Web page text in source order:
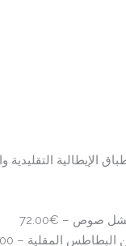
الإيطالية التقليدية
صوص – €72.00